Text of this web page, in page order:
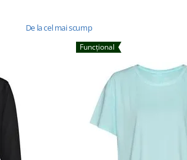
De la cel mai scump
Funcțional